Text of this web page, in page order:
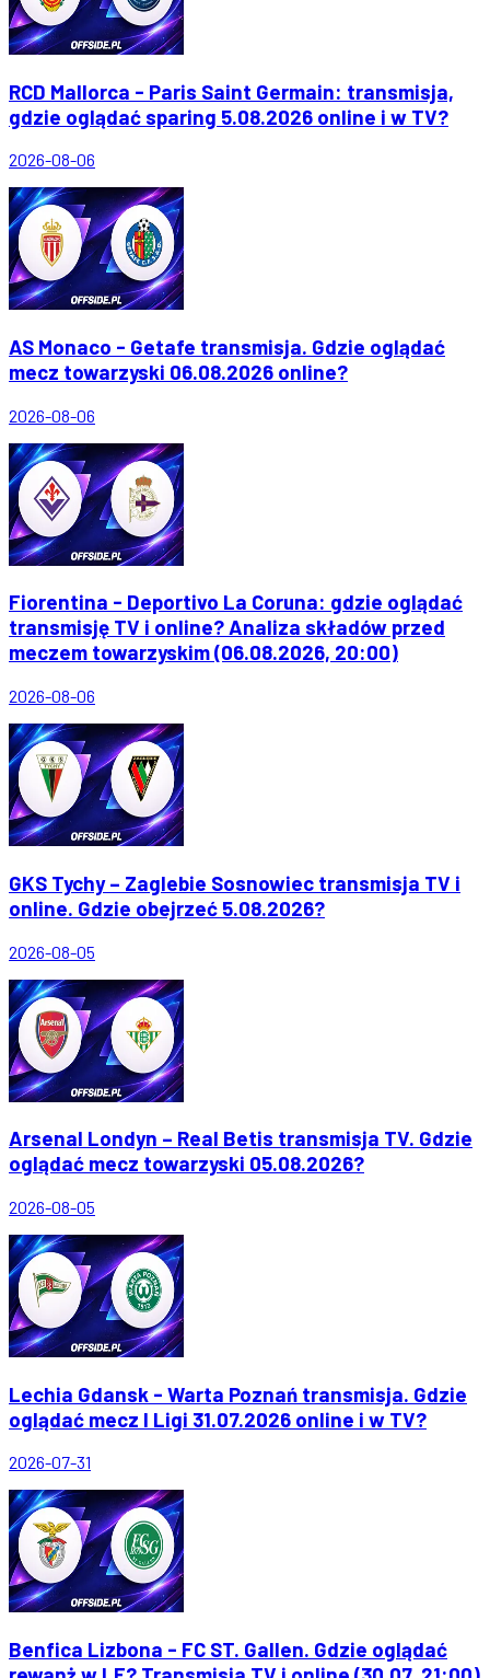
RCD Mallorca - Paris Saint Germain: transmisja,
gdzie oglądać sparing 5.08.2026 online i w TV?
2026-08-06
AS Monaco - Getafe transmisja. Gdzie oglądać
mecz towarzyski 06.08.2026 online?
2026-08-06
Fiorentina - Deportivo La Coruna: gdzie oglądać
transmisję TV i online? Analiza składów przed
meczem towarzyskim (06.08.2026, 20:00)
2026-08-06
GKS Tychy – Zaglebie Sosnowiec transmisja TV i
online. Gdzie obejrzeć 5.08.2026?
2026-08-05
Arsenal Londyn – Real Betis transmisja TV. Gdzie
oglądać mecz towarzyski 05.08.2026?
2026-08-05
Lechia Gdansk - Warta Poznań transmisja. Gdzie
oglądać mecz I Ligi 31.07.2026 online i w TV?
2026-07-31
Benfica Lizbona - FC ST. Gallen. Gdzie oglądać